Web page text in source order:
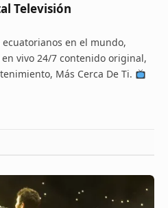
Televisión
ecuatorianos en el mundo,
vivo 24/7 contenido original,
Más Cerca De Ti.